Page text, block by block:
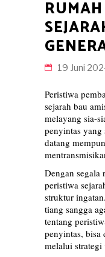
19 Juni
Peristiwa
sejarah bau
melayang sia-
penyintas yang
datang
Dengan segala
peristiwa
struktur
tiang sangga
tentang
penyintas, bisa
melalui strategi